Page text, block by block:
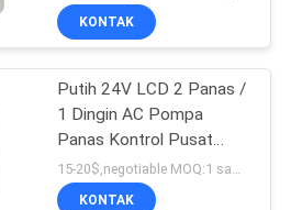
termostat
KONTAK
Putih 24V LCD 2 Panas /
1 Dingin AC Pompa
Panas Kontrol Pusat
Pemanasan Termostat
untuk Rumah
15-20$,negotiable MOQ:1 sampel / bisa dinegosiasikan
KONTAK